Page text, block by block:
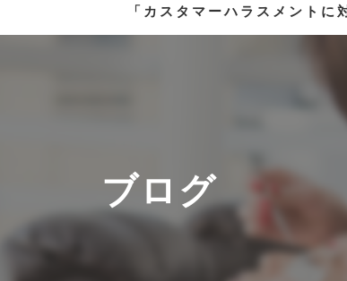
ギャラリー
「カスタマーハラスメントに
ブログ